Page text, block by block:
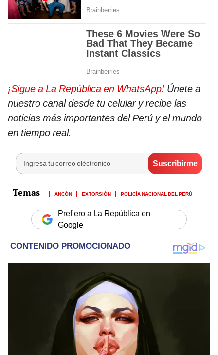
¡Sigue a La República en WhatsApp! Únete a
nuestro canal desde tu celular y recibe las
noticias más importantes del Perú y el mundo
en tiempo real.
ANCÓN EXTORSIÓN POLICÍA NACIONAL DEL PERÚ
Prefiero a La República en
Google